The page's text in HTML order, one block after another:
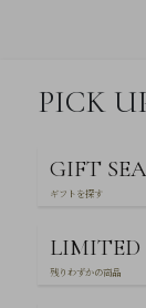
PICK
GIFT
ギフトを探す
LIMITED
残りわずかの商品
商
イ
ド